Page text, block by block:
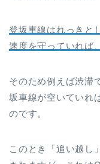
登坂車線はれっきと
速度を守っていれば
そのため例えば渋滞
坂車線が空いていれ
のです。
このとき「追い越し